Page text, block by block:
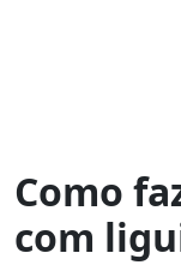
Como
com